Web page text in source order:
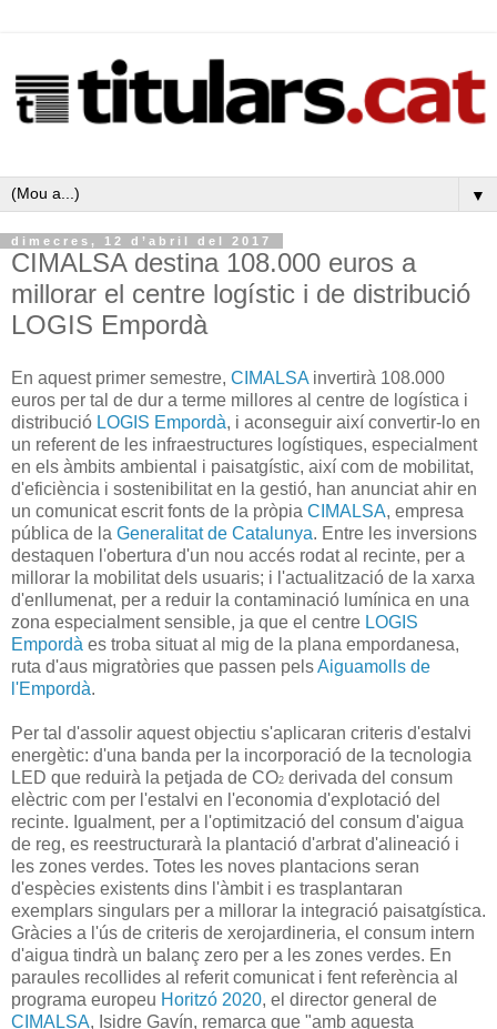
▼
dimecres, 12 d’abril del 2017
CIMALSA destina 108.000 euros a
millorar el centre logístic i de distribució
LOGIS Empordà
En aquest primer semestre, CIMALSA invertirà 108.000
euros per tal de dur a terme millores al centre de logística i
distribució LOGIS Empordà, i aconseguir així convertir-lo en
un referent de les infraestructures logístiques, especialment
en els àmbits ambiental i paisatgístic, així com de mobilitat,
d'eficiència i sostenibilitat en la gestió, han anunciat ahir en
un comunicat escrit fonts de la pròpia CIMALSA, empresa
pública de la Generalitat de Catalunya. Entre les inversions
destaquen l'obertura d'un nou accés rodat al recinte, per a
millorar la mobilitat dels usuaris; i l'actualització de la xarxa
d'enllumenat, per a reduir la contaminació lumínica en una
zona especialment sensible, ja que el centre LOGIS
Empordà es troba situat al mig de la plana empordanesa,
ruta d'aus migratòries que passen pelsAiguamolls de
l'Empordà.
Per tal d'assolir aquest objectiu s'aplicaran criteris d'estalvi
energètic: d'una banda per la incorporació de la tecnologia
LED que reduirà la petjada de CO2 derivada del consum
elèctric com per l'estalvi en l'economia d'explotació del
recinte. Igualment, per a l'optimització del consum d'aigua
de reg, es reestructurarà la plantació d'arbrat d'alineació i
les zones verdes. Totes les noves plantacions seran
d'espècies existents dins l'àmbit i es trasplantaran
exemplars singulars per a millorar la integració paisatgística.
Gràcies a l'ús de criteris de xerojardineria, el consum intern
d'aigua tindrà un balanç zero per a les zones verdes. En
paraules recollides al referit comunicat i fent referència al
programa europeu Horitzó 2020, el director general de
CIMALSA, Isidre Gavín, remarca que "amb aquesta